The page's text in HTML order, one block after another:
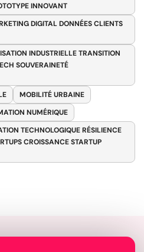
INNOVANT
DIGITAL DONNÉES CLIENTS
INDUSTRIELLE TRANSITION
SOUVERAINETÉ
MOBILITÉ URBAINE
NUMÉRIQUE
TECHNOLOGIQUE RÉSILIENCE
CROISSANCE STARTUP